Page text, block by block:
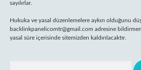
sayılırlar.
Hukuka ve yasal düzenlemelere aykırı olduğunu
backlinkpanelicomtr@gmail.com adresine
yasal süre içerisinde sitemizden kaldırılacaktır.